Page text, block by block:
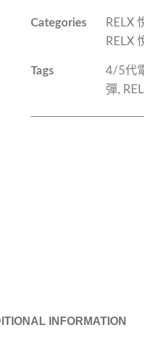
Categories RELX
RELX
Tags 4/5代
彈,
INFORMATION